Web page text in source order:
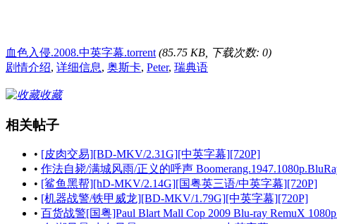
血色入侵.2008.中英字幕.torrent (85.75 KB, 下载次数: 0)
剧情介绍, 详细信息, 奥斯卡, Peter, 瑞典语
收藏
相关帖子
• [皮肉交易][BD-MKV/2.31G][中英字幕][720P]
• 作法自毙/满城风雨/正义的呼声
• [鲨鱼黑帮][hD-MKV/2.14G][国粤英三语/中英字幕][720P]
• [机器战警/铁甲威龙][BD-MKV/1.79G][中英字幕][720P]
• 百货战警[国粤]Paul Blart Mall Cop 2009 Blu-ray RemuX